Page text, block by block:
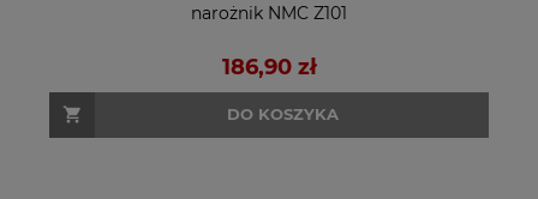
narożnik NMC Z101
186,90 zł
DO KOSZYKA